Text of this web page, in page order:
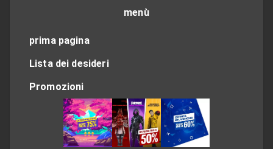
menù
prima pagina
Lista dei desideri
Promozioni